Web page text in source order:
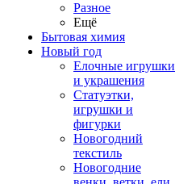
Разное
Ещё
Бытовая химия
Новый год
Елочные игрушки
и украшения
Статуэтки,
игрушки и
фигурки
Новогодний
текстиль
Новогодние